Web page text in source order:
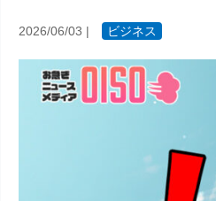
2026/06/03 | ビジネス